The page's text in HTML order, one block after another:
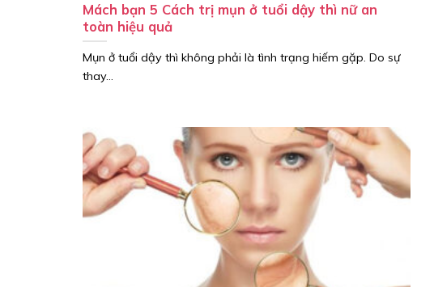
Mách bạn 5 Cách trị mụn ở tuổi dậy thì nữ an
toàn hiệu quả
Mụn ở tuổi dậy thì không phải là tình trạng hiếm gặp. Do sự
thay...